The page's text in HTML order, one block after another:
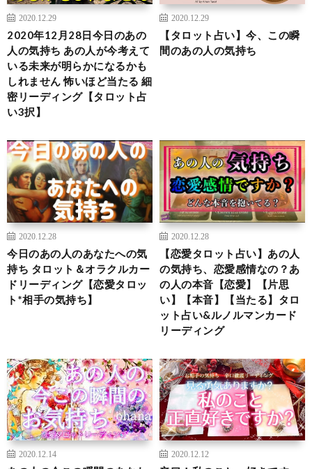
2020.12.29
2020年12月28日今日のあの
人の気持ち あの人が今考えて
いる未来が明らかになるかも
しれません 怖いほど当たる 細
密リーディング【タロット占
い3択】
2020.12.29
【タロット占い】今、この瞬
間のあの人の気持ち
2020.12.28
今日のあの人のあなたへの気
持ち タロット＆オラクルカー
ドリーディング【恋愛タロッ
ト*相手の気持ち】
2020.12.28
【恋愛タロット占い】あの人
の気持ち、恋愛感情なの？あ
の人の本音【恋愛】【片思
い】【本音】【当たる】タロ
ット占い&ルノルマンカード
リーディング
2020.12.14 2020.12.12